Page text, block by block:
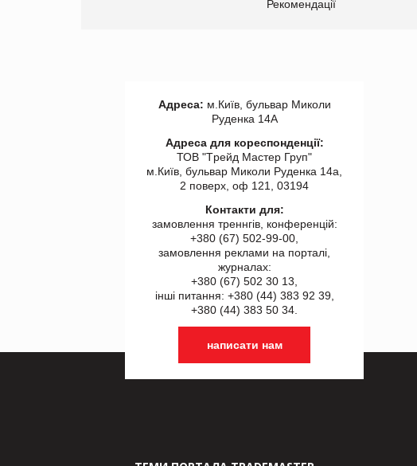
Рекомендації
Адреса: м.Київ, бульвар Миколи
Руденка 14А
Адреса для кореспонденції:
ТОВ "Tрейд Мастер Груп"
м.Київ, бульвар Миколи Руденка 14а,
2 поверх, оф 121, 03194
Контакти для:
замовлення треннгів, конференцій:
+380 (67) 502-99-00,
замовлення реклами на порталі,
журналах:
+380 (67) 502 30 13,
інші питання: +380 (44) 383 92 39,
+380 (44) 383 50 34.
написати нам